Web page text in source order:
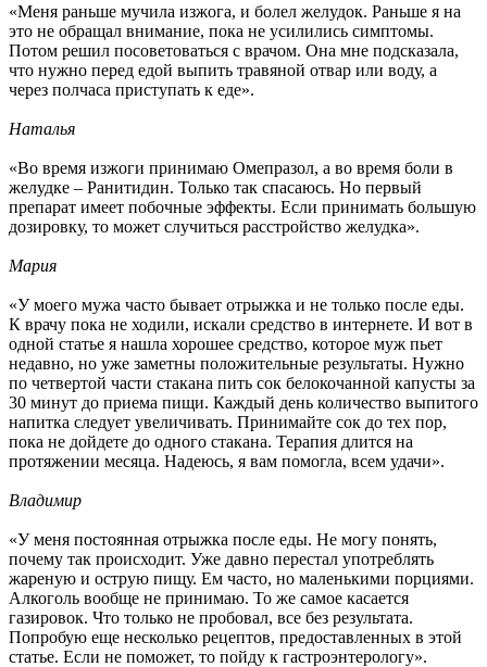
«Меня раньше мучила изжога, и болел желудок. Раньше я на
это не обращал внимание, пока не усилились симптомы.
Потом решил посоветоваться с врачом. Она мне подсказала,
что нужно перед едой выпить травяной отвар или воду, а
через полчаса приступать к еде».
Наталья
«Во время изжоги принимаю Омепразол, а во время боли в
желудке – Ранитидин. Только так спасаюсь. Но первый
препарат имеет побочные эффекты. Если принимать большую
дозировку, то может случиться расстройство желудка».
Мария
«У моего мужа часто бывает отрыжка и не только после еды.
К врачу пока не ходили, искали средство в интернете. И вот в
одной статье я нашла хорошее средство, которое муж пьет
недавно, но уже заметны положительные результаты. Нужно
по четвертой части стакана пить сок белокочанной капусты за
30 минут до приема пищи. Каждый день количество выпитого
напитка следует увеличивать. Принимайте сок до тех пор,
пока не дойдете до одного стакана. Терапия длится на
протяжении месяца. Надеюсь, я вам помогла, всем удачи».
Владимир
«У меня постоянная отрыжка после еды. Не могу понять,
почему так происходит. Уже давно перестал употреблять
жареную и острую пищу. Ем часто, но маленькими порциями.
Алкоголь вообще не принимаю. То же самое касается
газировок. Что только не пробовал, все без результата.
Попробую еще несколько рецептов, предоставленных в этой
статье. Если не поможет, то пойду к гастроэнтерологу».